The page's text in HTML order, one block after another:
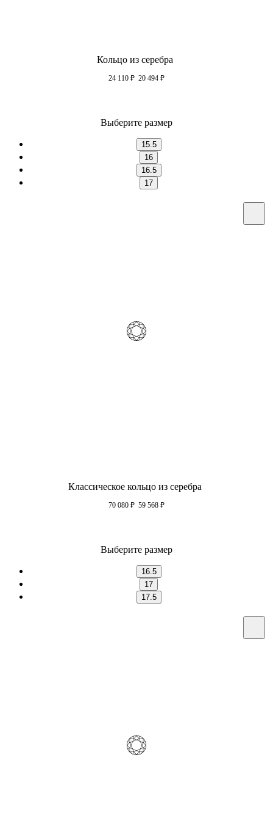
Кольцо из серебра
24 110 ₽ 20 494 ₽
Выберите размер
15.5
16
16.5
17
Классическое кольцо из серебра
70 080 ₽ 59 568 ₽
Выберите размер
16.5
17
17.5